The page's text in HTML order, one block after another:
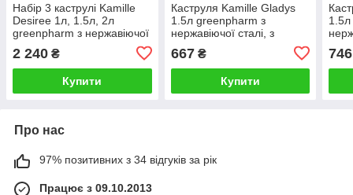
Набір 3 каструлі Kamille
Desiree 1л, 1.5л, 2л
greenpharm з нержавіючої
2 240 ₴
Купити
Каструля Kamille Gladys
1.5л greenpharm з
нержавіючої сталі, з
667₴
Купити
746
Про нас
97% позитивних з 34 відгуків за рік
Працює з 09.10.2013